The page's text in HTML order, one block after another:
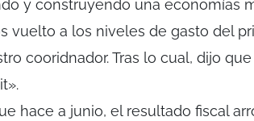
y construyendo una economías
vuelto a los niveles de gasto del
cooridnador. Tras lo cual, dijo
hace a junio, el resultado fiscal